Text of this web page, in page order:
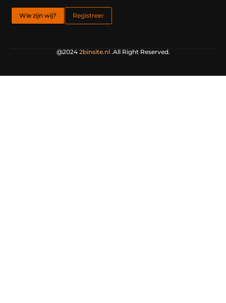
Wie zijn wij? Registreer
@2024 2binsite.nl.All Right Reserved.